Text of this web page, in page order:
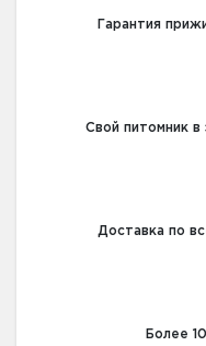
Гарантия
Свой питомник в
Доставка по
Более